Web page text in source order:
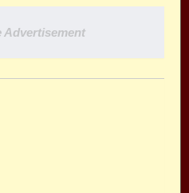
Advertisement